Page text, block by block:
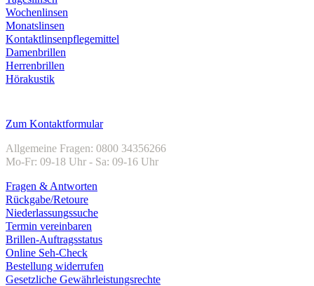
Wochenlinsen
Monatslinsen
Kontaktlinsenpflegemittel
Damenbrillen
Herrenbrillen
Hörakustik
Zum Kontaktformular
Allgemeine Fragen: 0800 34356266
Mo-Fr: 09-18 Uhr - Sa: 09-16 Uhr
Fragen & Antworten
Rückgabe/Retoure
Niederlassungssuche
Termin vereinbaren
Brillen-Auftragsstatus
Online Seh-Check
Bestellung widerrufen
Gesetzliche Gewährleistungsrechte